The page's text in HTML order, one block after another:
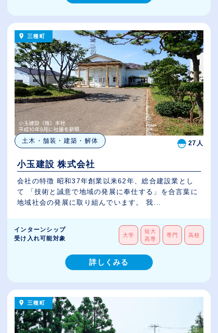
三種町
土木・舗装・建築・解体 27人
小玉建設 株式会社
会社の特徴 昭和37年創業以来62年、総合建設業とし
て 「技術と誠意で地域の発展に奉仕する」を合言葉に
地域社会の発展に取り組んでいます。 我...
インターンシップ
受け入れ可能対象
大学
短大
高専
専門 高校
詳しくみる
三種町